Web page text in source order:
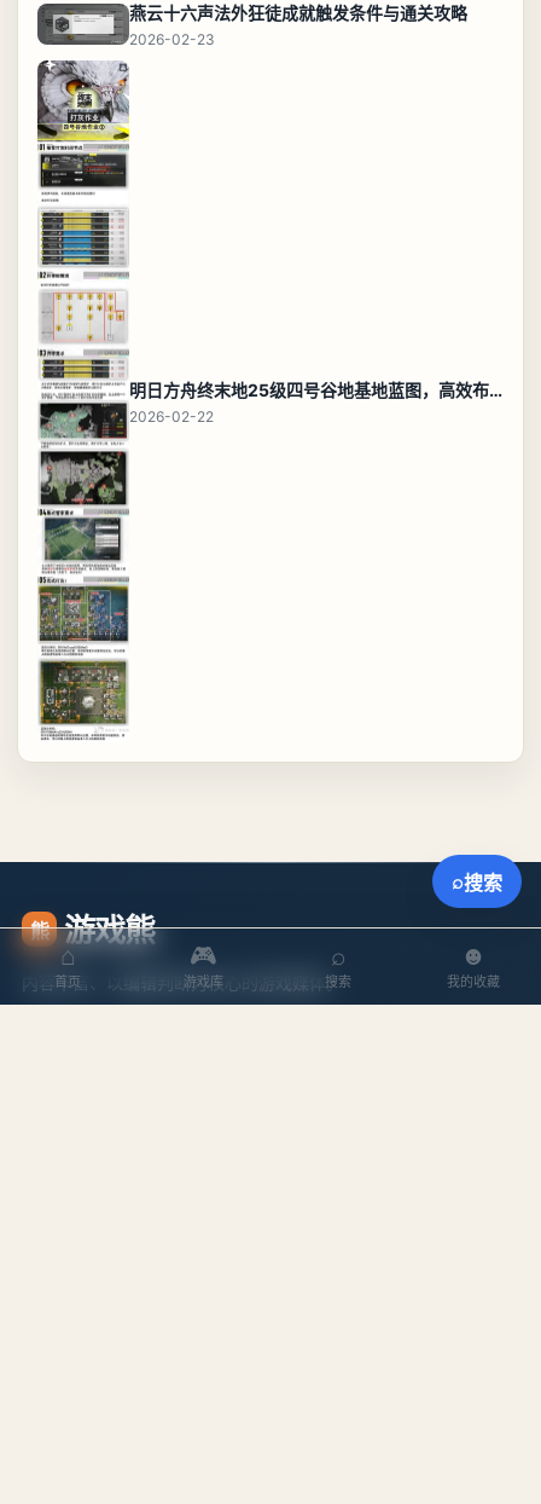
燕云十六声法外狂徒成就触发条件与通关攻略
2026-02-23
明日方舟终末地25级四号谷地基地蓝图，高效布局规划
2026-02-22
熊 游戏熊
内容丰富、以编辑判断为核心的游戏媒体。
⌂
首页
🎮
游戏库
⌕
搜索
☻
我的收藏
⌕搜索